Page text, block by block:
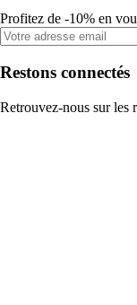
Profitez de -10% en
Restons connectés
Retrouvez-nous sur les